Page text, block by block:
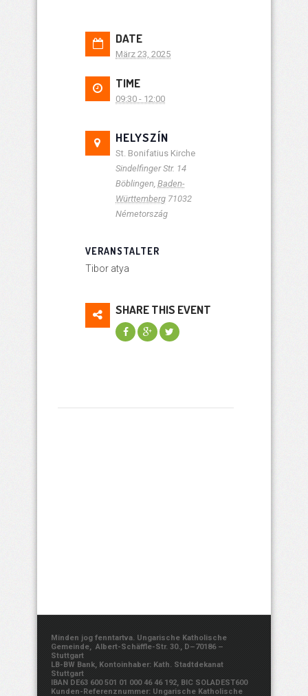
DATE
März 23, 2025
TIME
09:30 - 12:00
HELYSZÍN
St. Bonifatius Kirche
Sindelfinger Str. 14
Böblingen, Baden-
Württemberg 71032
Németország
VERANSTALTER
Tibor atya
SHARE THIS EVENT
Minden jog fenntartva. Ungarische Katholische
Gemeinde, Albert-Schäffle-Str. 30., D–70186 –
Stuttgart
LB-BW Bank, Kontoinhaber: Kath. Stadtdekanat
Stuttgart
IBAN DE63 600 501 01 000 46 46 192, BIC SOLADEST600
Kunden-Referenznummer: Ungarische Katholische